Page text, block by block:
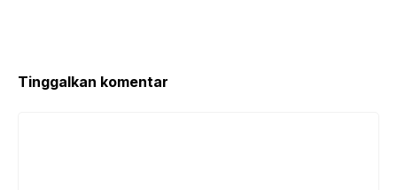
Tinggalkan komentar